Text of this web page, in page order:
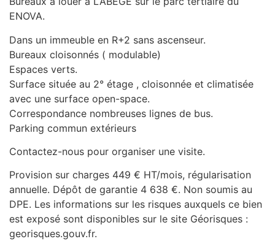
ENOVA.
Dans un immeuble en R+2 sans ascenseur.
Bureaux cloisonnés ( modulable)
Espaces verts.
Surface située au 2° étage , cloisonnée et climatisée
avec une surface open-space.
Correspondance nombreuses lignes de bus.
Parking commun extérieurs
Contactez-nous pour organiser une visite.
Provision sur charges 449 € HT/mois, régularisation
annuelle. Dépôt de garantie 4 638 €. Non soumis au
DPE. Les informations sur les risques auxquels ce bien
est exposé sont disponibles sur le site Géorisques :
georisques.gouv.fr.